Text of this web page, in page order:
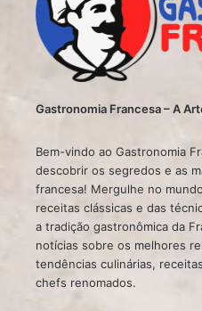
Gastronomia Francesa – A
Bem-vindo ao Gastronomia
descobrir os segredos e as
francesa! Mergulhe no
receitas clássicas e das
a tradição gastronômica da
notícias sobre os melhores
tendências culinárias,
chefs renomados.